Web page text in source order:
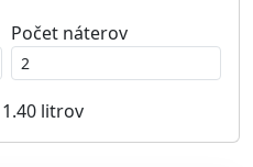
Počet náterov
1.40 litrov